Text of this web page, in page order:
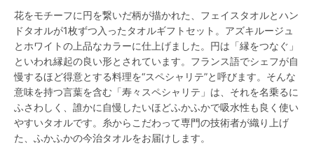
花をモチーフに円を繋いだ柄が描かれた、フェイスタオルとハン
ドタオルが1枚ずつ入ったタオルギフトセット。アズキルージュ
とホワイトの上品なカラーに仕上げました。円は「縁をつなぐ」
といわれ縁起の良い形とされています。フランス語でシェフが自
慢するほど得意とする料理を“スペシャリテ”と呼びます。そんな
意味を持つ言葉を含む「寿々スペシャリテ」は、それを名乗るに
ふさわしく、誰かに自慢したいほどふかふかで吸水性も良く使い
やすいタオルです。糸からこだわって専門の技術者が織り上げ
た、ふかふかの今治タオルをお届けします。